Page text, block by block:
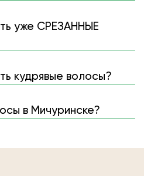
уже СРЕЗАННЫЕ
кудрявые волосы?
в Мичуринске?